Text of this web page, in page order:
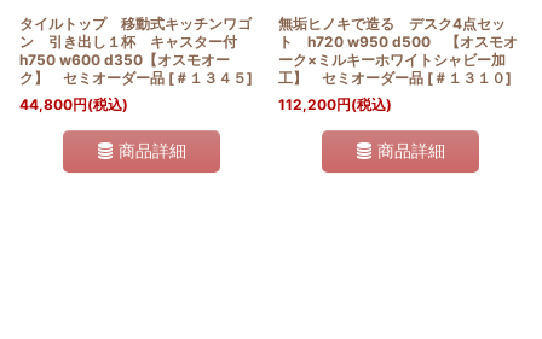
タイルトップ 移動式キッチンワゴ
ン 引き出し１杯 キャスター付
h750 w600 d350【オスモオー
ク】 セミオーダー品 [ ＃１３４５]
44,800円(税込)
商品詳細
無垢ヒノキで造る デスク4点セッ
ト h720 w950 d500 【オスモオ
ーク×ミルキーホワイトシャビー加
工】 セミオーダー品 [ ＃１３１０]
112,200円(税込)
商品詳細